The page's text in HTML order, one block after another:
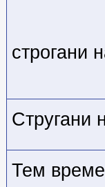
строгани
Стругани
Тем